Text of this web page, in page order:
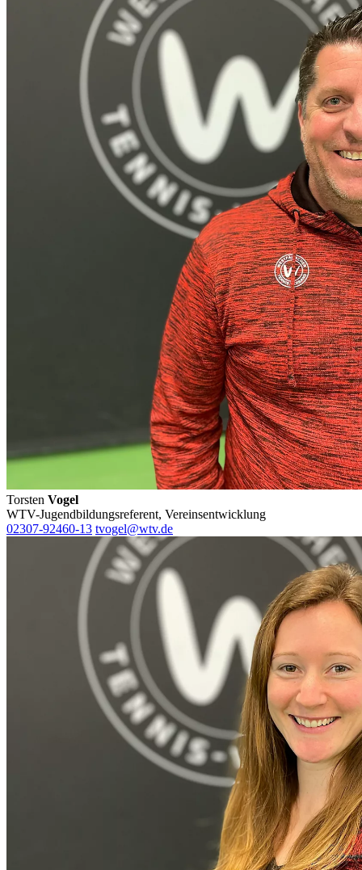
Torsten Vogel
WTV-Jugendbildungsreferent, Vereinsentwicklung
02307-92460-13 tvogel@wtv.de